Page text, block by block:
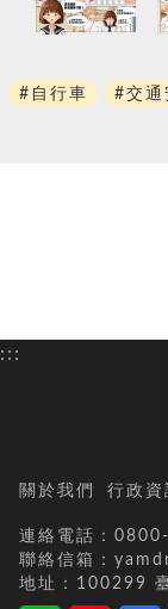
#自行車 #交通
:::
關於我們 行政資
連絡電話：
聯絡信箱：
地址：100299